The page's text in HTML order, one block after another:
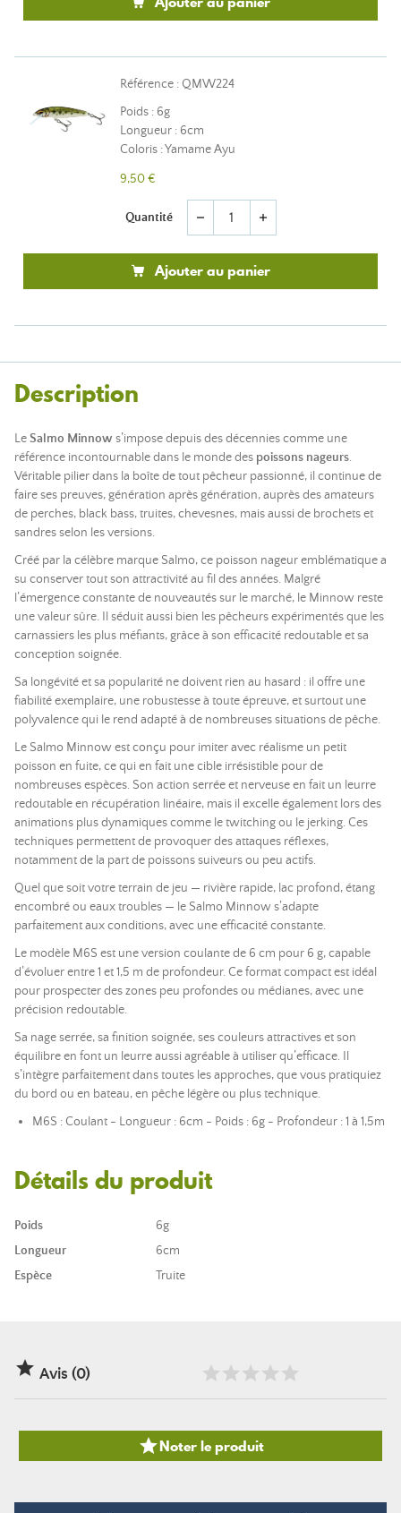
Référence : QMW224
Poids : 6g
Longueur : 6cm
Coloris : Yamame Ayu
9,50 €
Quantité remove add
Ajouter au panier
Description
LeSalmo Minnow s’impose depuis des décennies comme une
référence incontournable dans le monde des poissons nageurs.
Véritable pilier dans la boîte de tout pêcheur passionné, il continue de
faire ses preuves, génération après génération, auprès des amateurs
de perches, black bass, truites, chevesnes, mais aussi de brochets et
sandres selon les versions.
Créé par la célèbre marque Salmo, ce poisson nageur emblématique a
su conserver tout son attractivité au fil des années. Malgré
l’émergence constante de nouveautés sur le marché, le Minnow reste
une valeur sûre. Il séduit aussi bien les pêcheurs expérimentés que les
carnassiers les plus méfiants, grâce à son efficacité redoutable et sa
conception soignée.
Sa longévité et sa popularité ne doivent rien au hasard : il offre une
fiabilité exemplaire, une robustesse à toute épreuve, et surtout une
polyvalence qui le rend adapté à de nombreuses situations de pêche.
Le Salmo Minnow est conçu pour imiter avec réalisme un petit
poisson en fuite, ce qui en fait une cible irrésistible pour de
nombreuses espèces. Son action serrée et nerveuse en fait un leurre
redoutable en récupération linéaire, mais il excelle également lors des
animations plus dynamiques comme le twitching ou le jerking. Ces
techniques permettent de provoquer des attaques réflexes,
notamment de la part de poissons suiveurs ou peu actifs.
Quel que soit votre terrain de jeu — rivière rapide, lac profond, étang
encombré ou eaux troubles — le Salmo Minnow s’adapte
parfaitement aux conditions, avec une efficacité constante.
Le modèle M6S est une version coulante de 6 cm pour 6 g, capable
d’évoluer entre 1 et 1,5 m de profondeur. Ce format compact est idéal
pour prospecter des zones peu profondes ou médianes, avec une
précision redoutable.
Sa nage serrée, sa finition soignée, ses couleurs attractives et son
équilibre en font un leurre aussi agréable à utiliser qu’efficace. Il
s’intègre parfaitement dans toutes les approches, que vous pratiquiez
du bord ou en bateau, en pêche légère ou plus technique.
M6S : Coulant - Longueur : 6cm - Poids : 6g - Profondeur : 1 à 1,5m
Détails du produit
Poids
6g
Longueur
6cm
Espèce
Truite
 Avis (0)
Noter le produit